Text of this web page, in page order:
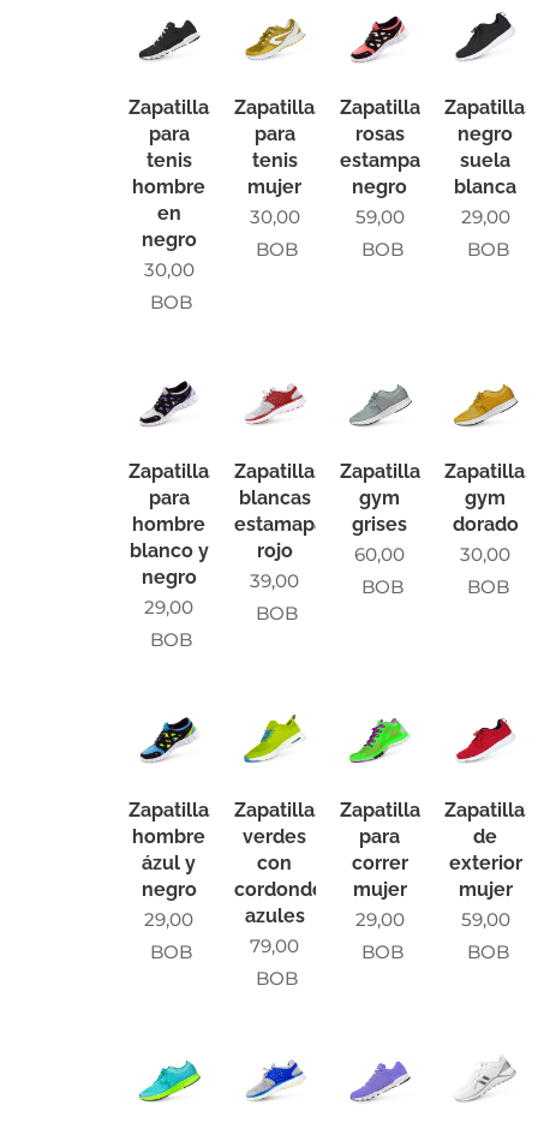
Zapatillas
para
tenis
hombre
en
negro
30,00
BOB
Zapatillas
para
tenis
mujer
30,00
BOB
Zapatillas
rosas
estampado
negro
59,00
BOB
Zapatillas
negro
suela
blanca
29,00
BOB
Zapatillas
para
hombre
blanco y
negro
29,00
BOB
Zapatillas
blancas
estamapado
rojo
39,00
BOB
Zapatillas
gym
grises
60,00
BOB
Zapatillas
gym
dorado
30,00
BOB
Zapatillas
hombre
ázul y
negro
29,00
BOB
Zapatillas
verdes
con
cordondes
azules
79,00
BOB
Zapatillas
para
correr
mujer
29,00
BOB
Zapatillas
de
exterior
mujer
59,00
BOB